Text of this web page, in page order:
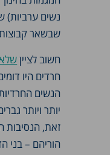
נשים ערביות)
שבשאר קבוצות
חשוב לצייןשלא
יותר ויותר
זאת, הנסיבות
הוריהם – בני